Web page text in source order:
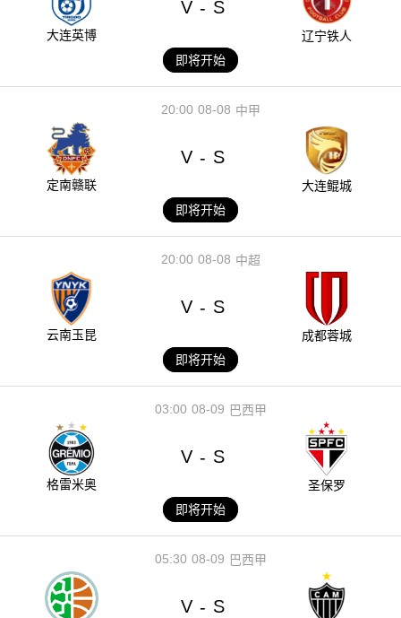
大连英博
V - S
辽宁铁人
即将开始
08-08
20:00 中甲
定南赣联
V - S
大连鲲城
即将开始
08-08
20:00 中超
云南玉昆
V - S
成都蓉城
即将开始
08-09
03:00 巴西甲
格雷米奥
V - S
圣保罗
即将开始
08-09
05:30 巴西甲
V - S